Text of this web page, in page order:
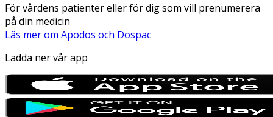
För vårdens patienter eller för dig som vill prenumerera
på din medicin
Läs mer om Apodos och Dospac
Ladda ner vår app